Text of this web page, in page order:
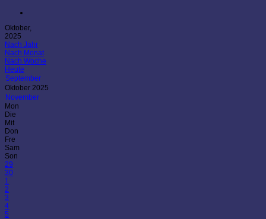
Oktober,
2025
Nach Jahr
Nach Monat
Nach Woche
Heute
September
Oktober 2025
November
Mon
Die
Mit
Don
Fre
Sam
Son
29
30
1
2
3
4
5